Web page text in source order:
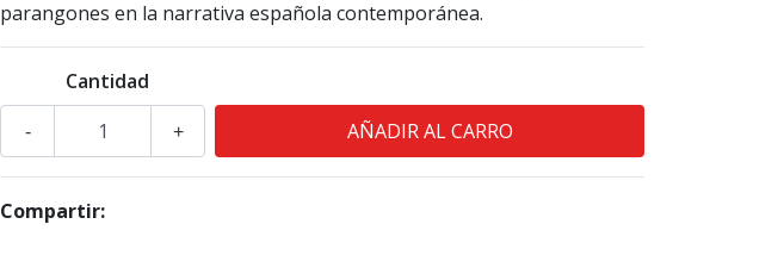
parangones en la narrativa española contemporánea.
Cantidad
+
-
Compartir: